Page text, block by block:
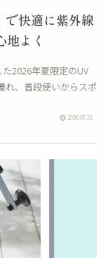
快適に紫外線
よく
2026年夏限定のUV
れ、普段使いからスポ
2026.07.31